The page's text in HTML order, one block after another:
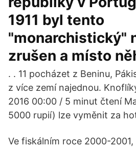
1911 byl tento
"monarchistický"
zrušen a místo
. . 11 pocházet z Beninu,
z více zemí najednou.
2016 00:00 / 5 minut čtení
5000 rupií) lze vyměnit za
Ve fiskálním roce 2000-